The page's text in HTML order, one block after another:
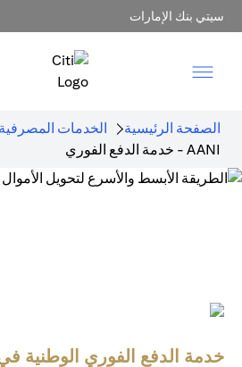
سيتي بنك الإمارات
الصفحة الرئيسية
الخدمات المصرفية
AANI - خدمة الدفع الفوري
خدمة الدفع الفوري الوطنية